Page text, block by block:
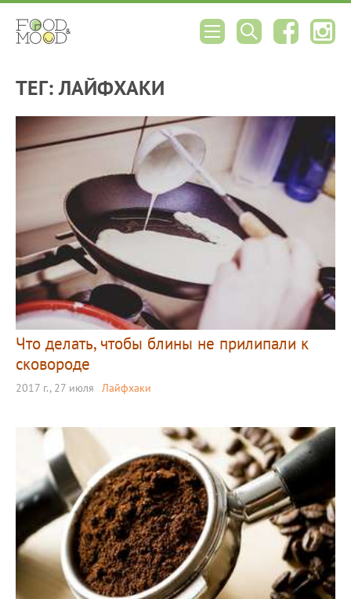
ТЕГ: ЛАЙФХАКИ
Что делать, чтобы блины не прилипали к
сковороде
2017 г., 27 июля Лайфхаки